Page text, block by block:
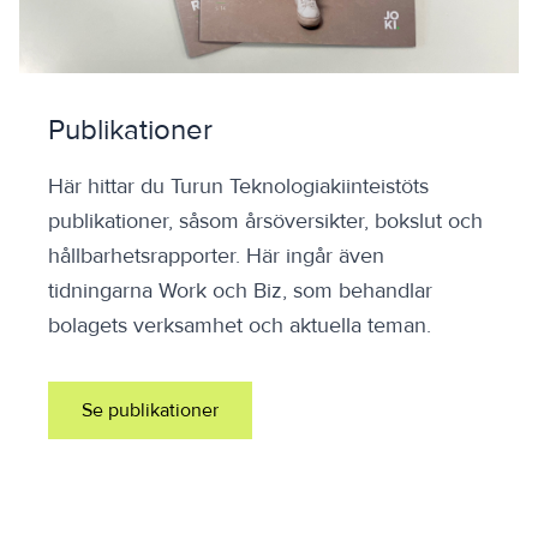
Publikationer
Här hittar du Turun Teknologiakiinteistöts
publikationer, såsom årsöversikter, bokslut och
hållbarhetsrapporter. Här ingår även
tidningarna Work och Biz, som behandlar
bolagets verksamhet och aktuella teman.
Se publikationer